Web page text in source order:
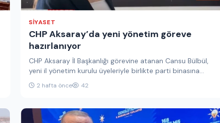
SIYASET
CHP Aksaray’da yeni yönetim göreve
hazırlanıyor
CHP Aksaray İl Başkanlığı görevine atanan Cansu Bülbül,
yeni il yönetim kurulu üyeleriyle birlikte parti binasına
gelerek görev…
2 hafta önce 42